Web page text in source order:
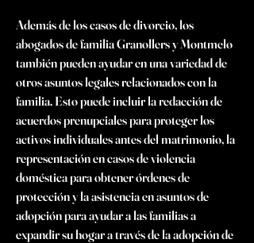
Además de los casos de divorcio, los
abogados de familia Granollers y Montmelo
también pueden ayudar en una variedad de
otros asuntos legales relacionados con la
familia. Esto puede incluir la redacción de
acuerdos prenupciales para proteger los
activos individuales antes del matrimonio, la
representación en casos de violencia
doméstica para obtener órdenes de
protección y la asistencia en asuntos de
adopción para ayudar a las familias a
expandir su hogar a través de la adopción de